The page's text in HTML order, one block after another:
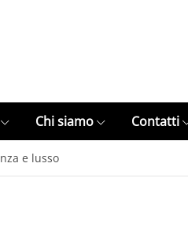
Chi siamo Contatti
e lusso